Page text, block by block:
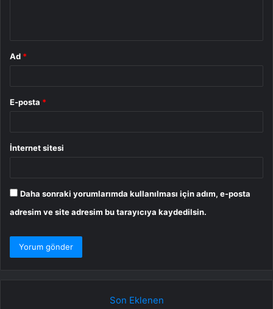
Ad *
E-posta *
İnternet sitesi
Daha sonraki yorumlarımda kullanılması için adım, e-posta
adresim ve site adresim bu tarayıcıya kaydedilsin.
Son Eklenen